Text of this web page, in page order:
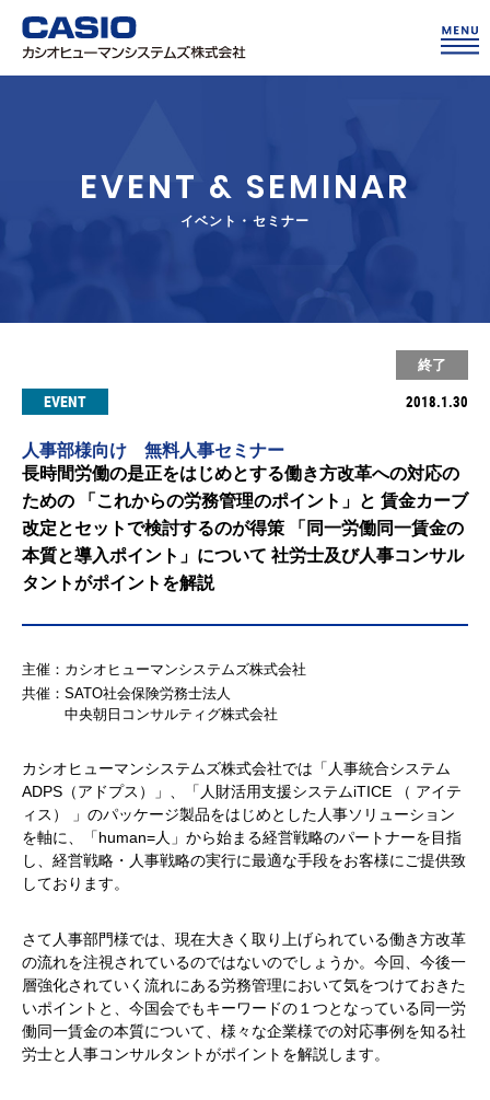
EVENT & SEMINAR
イベント・セミナー
終了
EVENT 2018.1.30
人事部様向け 無料人事セミナー
長時間労働の是正をはじめとする働き方改革への対応の
ための 「これからの労務管理のポイント」と 賃金カーブ
改定とセットで検討するのが得策 「同一労働同一賃金の
本質と導入ポイント」について 社労士及び人事コンサル
タントがポイントを解説
主催：カシオヒューマンシステムズ株式会社
共催：SATO社会保険労務士法人
中央朝日コンサルティグ株式会社
カシオヒューマンシステムズ株式会社では「人事統合システム
ADPS（アドプス）」、「人財活用支援システムiTICE （ アイテ
ィス） 」のパッケージ製品をはじめとした人事ソリューション
を軸に、「human=人」から始まる経営戦略のパートナーを目指
し、経営戦略・人事戦略の実行に最適な手段をお客様にご提供致
しております。
さて人事部門様では、現在大きく取り上げられている働き方改革
の流れを注視されているのではないのでしょうか。今回、今後一
層強化されていく流れにある労務管理において気をつけておきた
いポイントと、今国会でもキーワードの１つとなっている同一労
働同一賃金の本質について、様々な企業様での対応事例を知る社
労士と人事コンサルタントがポイントを解説します。